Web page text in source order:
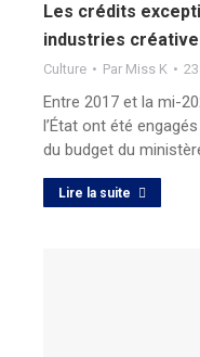
Les crédits
industries
Culture Par Miss K
Entre 2017 et la mi-
l’État ont été
du budget du
Lire la suite